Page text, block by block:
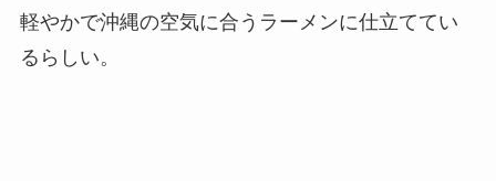
軽やかで沖縄の空気に合うラーメンに仕立ててい
るらしい。